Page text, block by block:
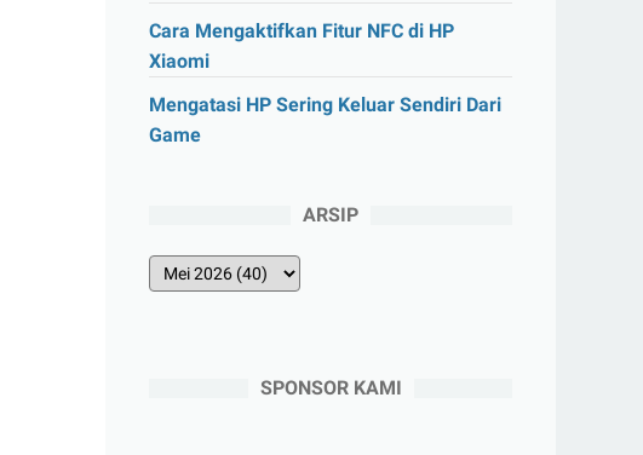
Cara Mengaktifkan Fitur NFC di HP
Xiaomi
Mengatasi HP Sering Keluar Sendiri Dari
Game
ARSIP
SPONSOR KAMI